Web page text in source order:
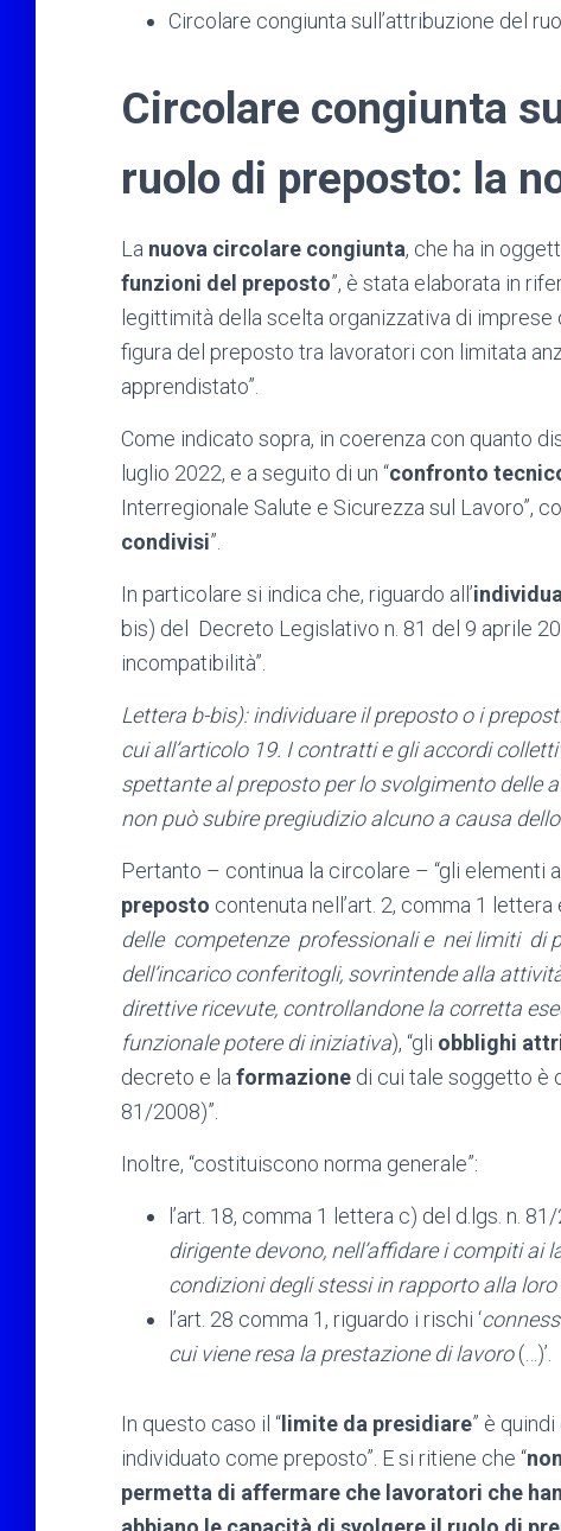
Circolare congiunta sull’attribuzione del
Circolare congiunta
ruolo di preposto: la
La nuova circolare congiunta, che ha in
funzioni del preposto”, è stata elaborata in
legittimità della scelta organizzativa di
figura del preposto tra lavoratori con limitata
apprendistato”.
Come indicato sopra, in coerenza con quanto
luglio 2022, e a seguito di un “confronto
Interregionale Salute e Sicurezza sul Lavoro”,
condivisi”.
In particolare si indica che, riguardo all’
bis) del Decreto Legislativo n. 81 del 9 aprile
incompatibilità”.
Lettera b-bis): individuare il preposto o i
cui all’articolo 19. I contratti e gli accordi
spettante al preposto per lo svolgimento delle
non può subire pregiudizio alcuno a causa
Pertanto – continua la circolare – “gli elementi
preposto contenuta nell’art. 2, comma 1 lettera
delle competenze professionali e nei limiti di
dell’incarico conferitogli, sovrintende alla
direttive ricevute, controllandone la corretta
funzionale potere di iniziativa), “gli obblighi
decreto e la formazione di cui tale soggetto è
81/2008)”.
Inoltre, “costituiscono norma generale”:
l’art. 18, comma 1 lettera c) del d.lgs. n.
dirigente devono, nell’affidare i compiti ai
condizioni degli stessi in rapporto alla
l’art. 28 comma 1, riguardo i rischi ‘
cui viene resa la prestazione di lavoro(…)’.
In questo caso il “limite da presidiare” è
individuato come preposto”. E si ritiene che “
permetta di affermare che lavoratori che